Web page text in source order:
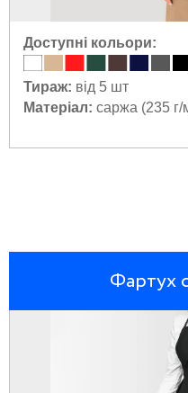
Доступні кольори:
Тираж: від 5 шт
Матеріал: саржа (235 г/
Фартух